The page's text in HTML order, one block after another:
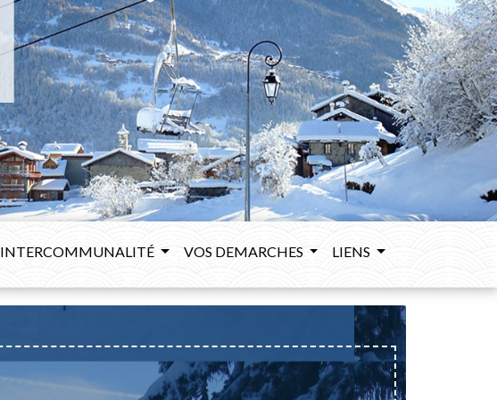
INTERCOMMUNALITÉ VOS DEMARCHES LIENS